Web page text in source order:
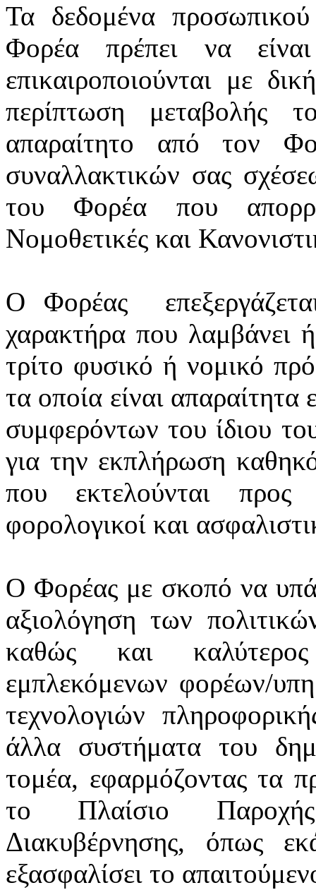
Τα δεδομένα
Φορέα πρέπει να
επικαιροποιούνται με
περίπτωση μεταβολής
απαραίτητο από τον
συναλλακτικών σας
του Φορέα που
Νομοθετικές και
Ο Φορέας
χαρακτήρα που λαμβάνει
τρίτο φυσικό ή νομικό
τα οποία είναι απαραίτητα
συμφερόντων του ίδιου
για την εκπλήρωση
που εκτελούνται
φορολογικοί και
Ο Φορέας με σκοπό να
αξιολόγηση των
καθώς και
εμπλεκόμενων φορέων/
τεχνολογιών
άλλα συστήματα του
τομέα, εφαρμόζοντας τα
το Πλαίσιο
Διακυβέρνησης, όπως
εξασφαλίσει το